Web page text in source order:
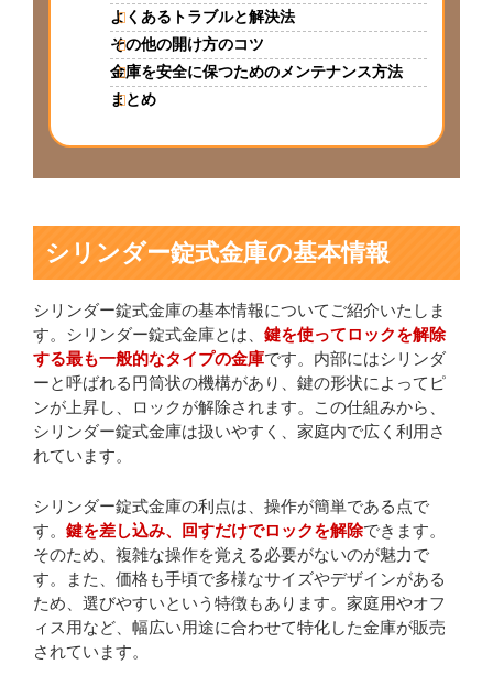
よくあるトラブルと解決法
その他の開け方のコツ
金庫を安全に保つためのメンテナンス方法
まとめ
シリンダー錠式金庫の基本情報
シリンダー錠式金庫の基本情報についてご紹介いたしま
す。シリンダー錠式金庫とは、 鍵を使ってロックを解除
する最も一般的なタイプの金庫です。内部にはシリンダ
ーと呼ばれる円筒状の機構があり、鍵の形状によってピ
ンが上昇し、ロックが解除されます。この仕組みから、
シリンダー錠式金庫は扱いやすく、家庭内で広く利用さ
れています。
シリンダー錠式金庫の利点は、操作が簡単である点で
す。 鍵を差し込み、回すだけでロックを解除できます。
そのため、複雑な操作を覚える必要がないのが魅力で
す。また、価格も手頃で多様なサイズやデザインがある
ため、選びやすいという特徴もあります。家庭用やオフ
ィス用など、幅広い用途に合わせて特化した金庫が販売
されています。